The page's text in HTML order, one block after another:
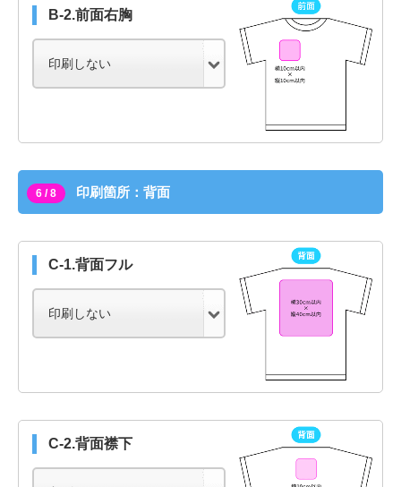
B-2.前面右胸
6 / 8 印刷箇所：背面
C-1.背面フル
C-2.背面襟下